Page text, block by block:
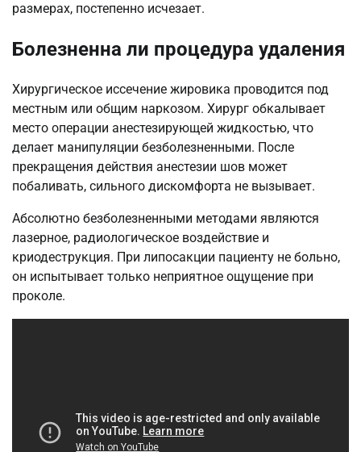
размерах, постепенно исчезает.
Болезненна ли процедура удаления
Хирургическое иссечение жировика проводится под
местным или общим наркозом. Хирург обкалывает
место операции анестезирующей жидкостью, что
делает манипуляции безболезненными. После
прекращения действия анестезии шов может
побаливать, сильного дискомфорта не вызывает.
Абсолютно безболезненными методами являются
лазерное, радиологическое воздействие и
криодеструкция. При липосакции пациенту не больно,
он испытывает только неприятное ощущение при
проколе.